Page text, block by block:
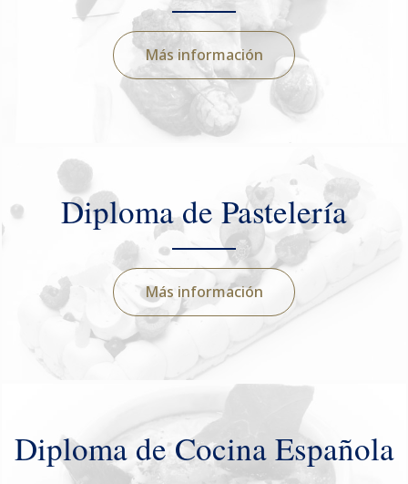
Más información
Diploma de Pastelería
Más información
Diploma de Cocina Española